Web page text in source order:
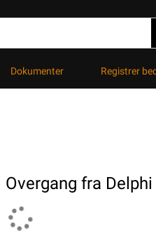
Dokumenter Registrer
Overgang fra